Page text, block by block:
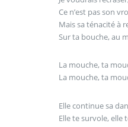
Ce n’est pas son
Mais sa ténacité à
Sur ta bouche, au
La mouche, ta
La mouche, ta
Elle continue sa
Elle te survole, elle